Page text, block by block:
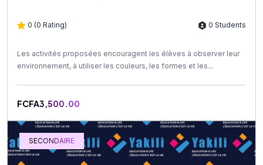
0 (0 Rating) 0 Students
Les activités proposées encouragent les élèves à observer leur
environnement, à utiliser les couleurs, les formes et les...
FCFA3,500.00
SECONDAIRE